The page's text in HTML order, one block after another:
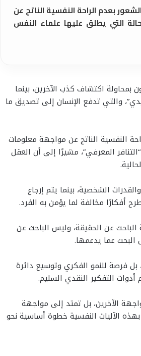
بعدم الراحة النفسية الناتج عن
التي يطلق عليها علماء النفس
اكتشاف كذب الآخرين، بينما
والتي تدفع الإنسان إلى تصديق ما
النفسية الناتج عن مواجهة معلومات
المعرفي”، مشيرًا إلى أن العقل
الشخصية، بينما يتم إرجاع
أفكارًا مخالفة لما يؤمن به الفرد.
عن الحقيقة، وليس الباحث عن
البحث عما يدعمها.
بل فرصة للنمو الفكري وتوسيع دائرة
أدوات التفكير النقدي السليم.
الآخرين، بل تمتد إلى مواجهة
الآليات النفسية خطوة أساسية نحو